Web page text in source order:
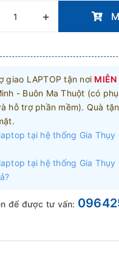
+
giao LAPTOP tận nơi MIỄN
- Buôn Ma Thuột (có
hỗ trợ phần mềm). Quà
tại hệ thống Gia
tại hệ thống Gia
để được tư vấn: